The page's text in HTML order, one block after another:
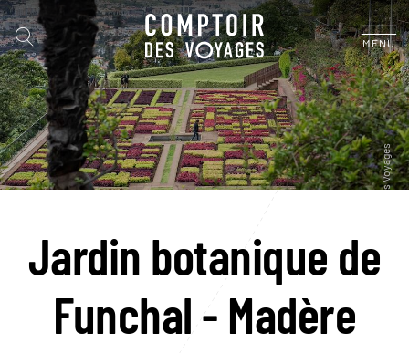
MENU
Jardin botanique de
Funchal - Madère